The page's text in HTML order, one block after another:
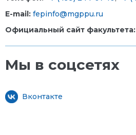
E-mail: fepinfo@mgppu.ru
Официальный сайт факультета:
Мы в соцсетях
Вконтакте